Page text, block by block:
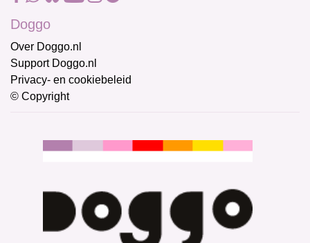
Doggo
Over Doggo.nl
Support Doggo.nl
Privacy- en cookiebeleid
© Copyright